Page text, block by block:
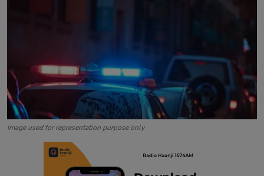
Image used for representation purpose only